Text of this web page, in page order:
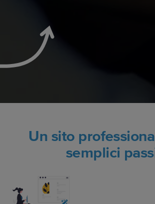
Un sito
semplici